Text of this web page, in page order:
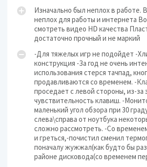
Изначально был неплох в работе.
неплох для работы и интернета
смотреть видео HD качества
достаточно прочный и не маркий
-Для тяжелых игр не подойдет -
конструкция -За год не очень
использования стерся тачпад,
продавливаются со временем. -
проседает с левой стороны, из-за
чувствительность клавиш. -
маленький угол обзора при 30
слева\справа от ноутбука
сложно рассмотреть. -Со
и греться,-почистил сменил
поначалу жужжал(как будто бы
районе дисковода(со временем